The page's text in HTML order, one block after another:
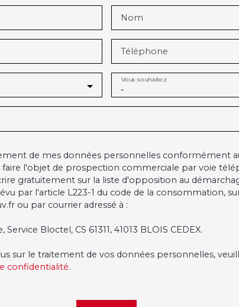
Nom
Téléphone
-
Vous souhaitez
de mes données personnelles conformément
faire l'objet de prospection commerciale par voie
gratuitement sur la liste d'opposition au
par l'article L223-1 du code de la consommation,
ou par courrier adressé à :
Bloctel, CS 61311, 41013 BLOIS CEDEX.
sur le traitement de vos données personnelles,
confidentialité.